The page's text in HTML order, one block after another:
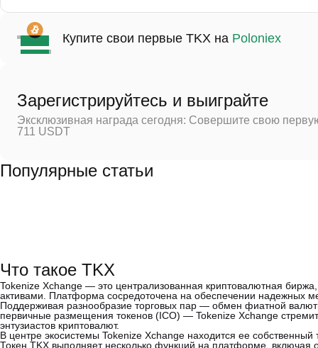
Купите свои первые TKX на Poloniex
Зарегистрируйтесь и выиграйте
Эксклюзивная награда сегодня: Совершите свою
711 USDT
Популярные статьи
Что такое TKX
Tokenize Xchange — это централизованная криптовалютная
активами. Платформа сосредоточена на обеспечении надежных
Поддерживая разнообразие торговых пар — обмен фиатной
первичные размещения токенов (ICO) — Tokenize Xchange
энтузиастов криптовалют.
В центре экосистемы Tokenize Xchange находится ее
Токен TKX выполняет несколько функций на платформе, включая